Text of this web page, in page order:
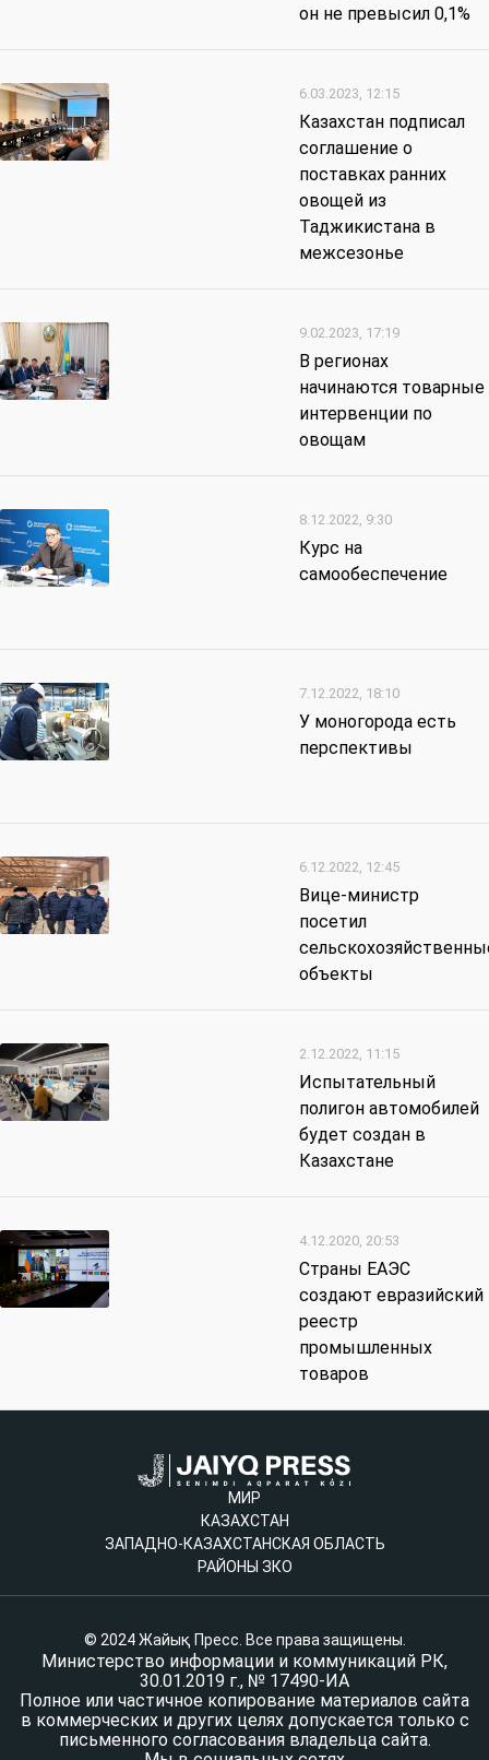
он не превысил 0,1%
6.03.2023, 12:15
Казахстан подписал
соглашение о
поставках ранних
овощей из
Таджикистана в
межсезонье
9.02.2023, 17:19
В регионах
начинаются товарные
интервенции по
овощам
8.12.2022, 9:30
Курс на
самообеспечение
7.12.2022, 18:10
У моногорода есть
перспективы
6.12.2022, 12:45
Вице-министр
посетил
объекты
2.12.2022, 11:15
Испытательный
полигон автомобилей
будет создан в
Казахстане
4.12.2020, 20:53
Страны ЕАЭС
создают евразийский
реестр
промышленных
товаров
МИР
КАЗАХСТАН
ЗАПАДНО-КАЗАХСТАНСКАЯ ОБЛАСТЬ
РАЙОНЫ ЗКО
© 2024 Жайық Пресс. Все права защищены.
Министерство информации и коммуникаций РК,
30.01.2019 г., № 17490-ИА
Полное или частичное копирование материалов сайта
в коммерческих и других целях допускается только с
письменного согласования владельца сайта.